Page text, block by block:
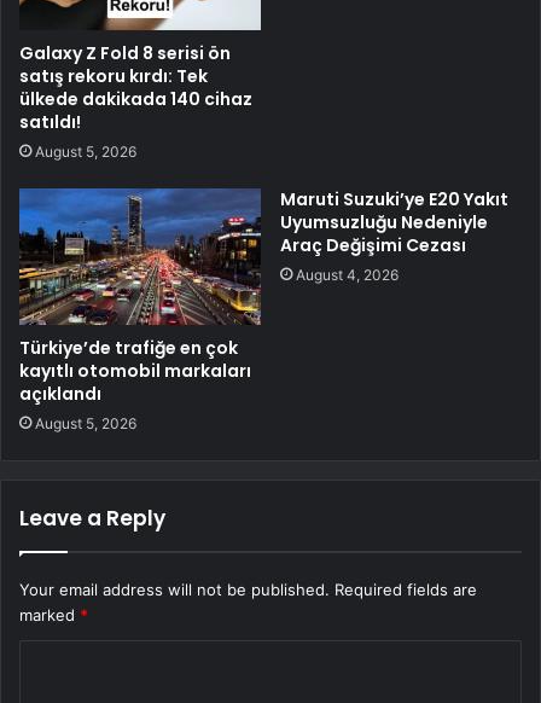
Galaxy Z Fold 8 serisi ön
satış rekoru kırdı: Tek
ülkede dakikada 140 cihaz
satıldı!
August 5, 2026
Türkiye’de trafiğe en çok
kayıtlı otomobil markaları
açıklandı
August 5, 2026
Maruti Suzuki’ye E20 Yakıt
Uyumsuzluğu Nedeniyle
Araç Değişimi Cezası
August 4, 2026
Leave a Reply
Your email address will not be published. Required fields are
marked *